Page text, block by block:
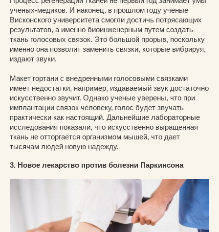
ученых-медиков. И наконец, в прошлом году ученые
Висконского университета смогли достичь потрясающих
результатов, а именно биоинженерным путем создать
ткань голосовых связок. Это большой прорыв, поскольку
именно она позволит заменить связки, которые вибрируя,
издают звуки.
Макет гортани с внедренными голосовыми связками
имеет недостатки, например, издаваемый звук достаточно
искусственно звучит. Однако ученые уверены, что при
имплантации связок человеку, голос будет звучать
практически как настоящий. Дальнейшие лабораторные
исследования показали, что искусственно выращенная
ткань не отторгается организмом мышей, что дает
тысячам людей новую надежду.
3. Новое лекарство против болезни Паркинсона